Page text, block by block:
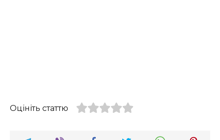
Оцініть статтю